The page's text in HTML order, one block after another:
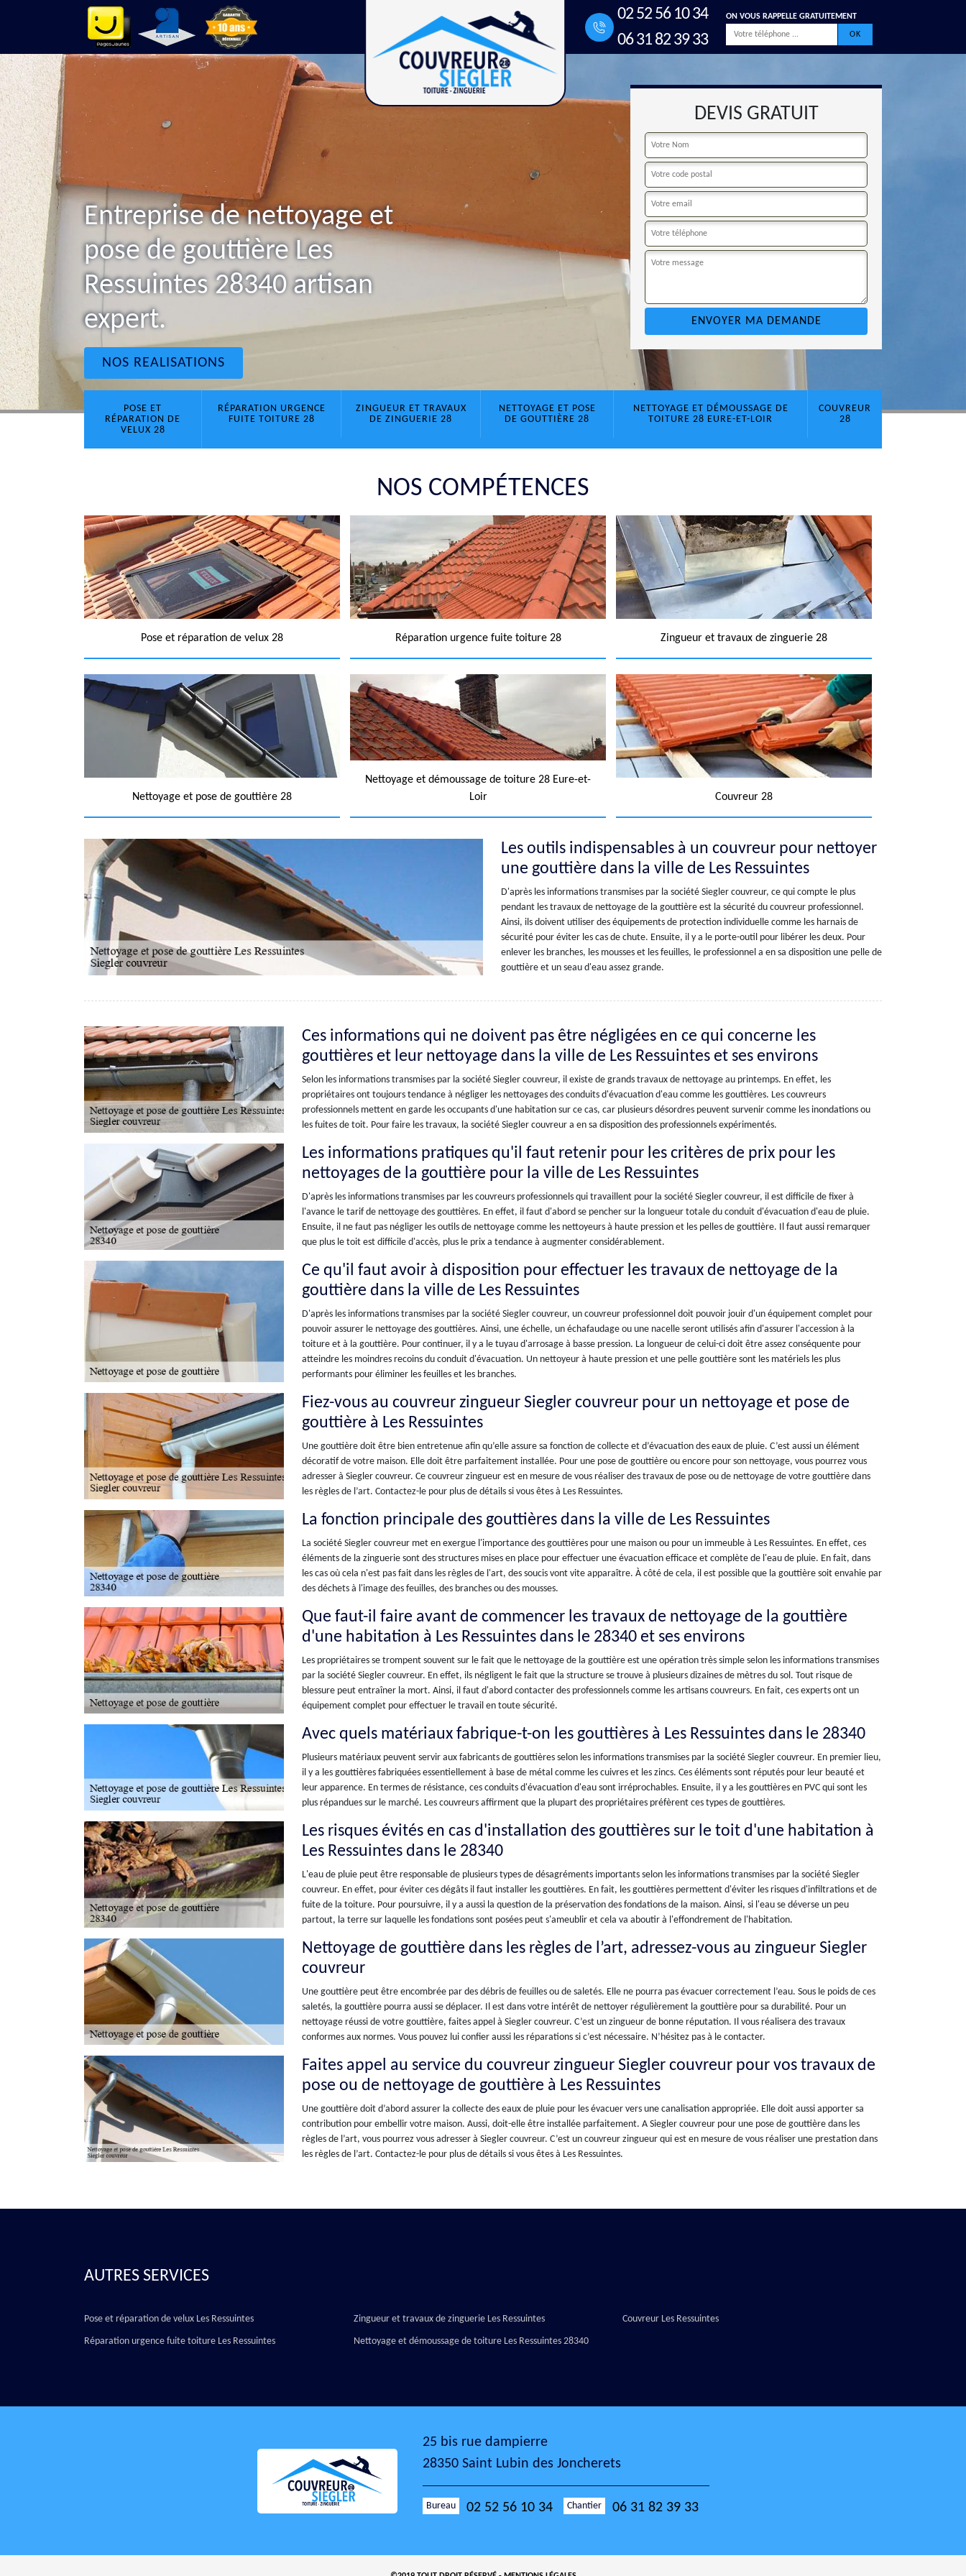
02 52 56 10 34
06 31 82 39 33
ON VOUS RAPPELLE GRATUITEMENT
Entreprise de nettoyage et
pose de gouttière Les
Ressuintes 28340 artisan
expert.
NOS REALISATIONS
DEVIS GRATUIT
POSE ET
RÉPARATION DE
VELUX 28
RÉPARATION URGENCE
FUITE TOITURE 28
ZINGUEUR ET TRAVAUX
DE ZINGUERIE 28
NETTOYAGE ET POSE
DE GOUTTIÈRE 28
NETTOYAGE ET DÉMOUSSAGE DE
TOITURE 28 EURE-ET-LOIR
COUVREUR
28
NOS COMPÉTENCES
Pose et réparation de velux 28 Réparation urgence fuite toiture 28 Zingueur et travaux de zinguerie 28
Nettoyage et pose de gouttière 28
Nettoyage et démoussage de toiture 28 Eure-et-
Loir
Couvreur 28
Les outils indispensables à un couvreur pour nettoyer
une gouttière dans la ville de Les Ressuintes
D'après les informations transmises par la société Siegler couvreur, ce qui compte le plus
pendant les travaux de nettoyage de la gouttière est la sécurité du couvreur professionnel.
Ainsi, ils doivent utiliser des équipements de protection individuelle comme les harnais de
sécurité pour éviter les cas de chute. Ensuite, il y a le porte-outil pour libérer les deux. Pour
enlever les branches, les mousses et les feuilles, le professionnel a en sa disposition une pelle de
gouttière et un seau d'eau assez grande.
Ces informations qui ne doivent pas être négligées en ce qui concerne les
gouttières et leur nettoyage dans la ville de Les Ressuintes et ses environs
Selon les informations transmises par la société Siegler couvreur, il existe de grands travaux de nettoyage au printemps. En effet, les
propriétaires ont toujours tendance à négliger les nettoyages des conduits d'évacuation d'eau comme les gouttières. Les couvreurs
professionnels mettent en garde les occupants d'une habitation sur ce cas, car plusieurs désordres peuvent survenir comme les inondations ou
les fuites de toit. Pour faire les travaux, la société Siegler couvreur a en sa disposition des professionnels expérimentés.
Les informations pratiques qu'il faut retenir pour les critères de prix pour les
nettoyages de la gouttière pour la ville de Les Ressuintes
D'après les informations transmises par les couvreurs professionnels qui travaillent pour la société Siegler couvreur, il est difficile de fixer à
l'avance le tarif de nettoyage des gouttières. En effet, il faut d'abord se pencher sur la longueur totale du conduit d'évacuation d'eau de pluie.
Ensuite, il ne faut pas négliger les outils de nettoyage comme les nettoyeurs à haute pression et les pelles de gouttière. Il faut aussi remarquer
que plus le toit est difficile d'accès, plus le prix a tendance à augmenter considérablement.
Ce qu'il faut avoir à disposition pour effectuer les travaux de nettoyage de la
gouttière dans la ville de Les Ressuintes
D'après les informations transmises par la société Siegler couvreur, un couvreur professionnel doit pouvoir jouir d'un équipement complet pour
pouvoir assurer le nettoyage des gouttières. Ainsi, une échelle, un échafaudage ou une nacelle seront utilisés afin d'assurer l'accession à la
toiture et à la gouttière. Pour continuer, il y a le tuyau d'arrosage à basse pression. La longueur de celui-ci doit être assez conséquente pour
atteindre les moindres recoins du conduit d'évacuation. Un nettoyeur à haute pression et une pelle gouttière sont les matériels les plus
performants pour éliminer les feuilles et les branches.
Fiez-vous au couvreur zingueur Siegler couvreur pour un nettoyage et pose de
gouttière à Les Ressuintes
Une gouttière doit être bien entretenue afin qu’elle assure sa fonction de collecte et d’évacuation des eaux de pluie. C’est aussi un élément
décoratif de votre maison. Elle doit être parfaitement installée. Pour une pose de gouttière ou encore pour son nettoyage, vous pourrez vous
adresser à Siegler couvreur. Ce couvreur zingueur est en mesure de vous réaliser des travaux de pose ou de nettoyage de votre gouttière dans
les règles de l’art. Contactez-le pour plus de détails si vous êtes à Les Ressuintes.
La fonction principale des gouttières dans la ville de Les Ressuintes
La société Siegler couvreur met en exergue l'importance des gouttières pour une maison ou pour un immeuble à Les Ressuintes. En effet, ces
éléments de la zinguerie sont des structures mises en place pour effectuer une évacuation efficace et complète de l'eau de pluie. En fait, dans
les cas où cela n'est pas fait dans les règles de l'art, des soucis vont vite apparaître. À côté de cela, il est possible que la gouttière soit envahie par
des déchets à l'image des feuilles, des branches ou des mousses.
Que faut-il faire avant de commencer les travaux de nettoyage de la gouttière
d'une habitation à Les Ressuintes dans le 28340 et ses environs
Les propriétaires se trompent souvent sur le fait que le nettoyage de la gouttière est une opération très simple selon les informations transmises
par la société Siegler couvreur. En effet, ils négligent le fait que la structure se trouve à plusieurs dizaines de mètres du sol. Tout risque de
blessure peut entraîner la mort. Ainsi, il faut d'abord contacter des professionnels comme les artisans couvreurs. En fait, ces experts ont un
équipement complet pour effectuer le travail en toute sécurité.
Avec quels matériaux fabrique-t-on les gouttières à Les Ressuintes dans le 28340
Plusieurs matériaux peuvent servir aux fabricants de gouttières selon les informations transmises par la société Siegler couvreur. En premier lieu,
il y a les gouttières fabriquées essentiellement à base de métal comme les cuivres et les zincs. Ces éléments sont réputés pour leur beauté et
leur apparence. En termes de résistance, ces conduits d'évacuation d'eau sont irréprochables. Ensuite, il y a les gouttières en PVC qui sont les
plus répandues sur le marché. Les couvreurs affirment que la plupart des propriétaires préfèrent ces types de gouttières.
Les risques évités en cas d'installation des gouttières sur le toit d'une habitation à
Les Ressuintes dans le 28340
L'eau de pluie peut être responsable de plusieurs types de désagréments importants selon les informations transmises par la société Siegler
couvreur. En effet, pour éviter ces dégâts il faut installer les gouttières. En fait, les gouttières permettent d'éviter les risques d'infiltrations et de
fuite de la toiture. Pour poursuivre, il y a aussi la question de la préservation des fondations de la maison. Ainsi, si l'eau se déverse un peu
partout, la terre sur laquelle les fondations sont posées peut s'ameublir et cela va aboutir à l'effondrement de l'habitation.
Nettoyage de gouttière dans les règles de l’art, adressez-vous au zingueur Siegler
couvreur
Une gouttière peut être encombrée par des débris de feuilles ou de saletés. Elle ne pourra pas évacuer correctement l’eau. Sous le poids de ces
saletés, la gouttière pourra aussi se déplacer. Il est dans votre intérêt de nettoyer régulièrement la gouttière pour sa durabilité. Pour un
nettoyage réussi de votre gouttière, faites appel à Siegler couvreur. C’est un zingueur de bonne réputation. Il vous réalisera des travaux
conformes aux normes. Vous pouvez lui confier aussi les réparations si c’est nécessaire. N’hésitez pas à le contacter.
Faites appel au service du couvreur zingueur Siegler couvreur pour vos travaux de
pose ou de nettoyage de gouttière à Les Ressuintes
Une gouttière doit d’abord assurer la collecte des eaux de pluie pour les évacuer vers une canalisation appropriée. Elle doit aussi apporter sa
contribution pour embellir votre maison. Aussi, doit-elle être installée parfaitement. A Siegler couvreur pour une pose de gouttière dans les
règles de l’art, vous pourrez vous adresser à Siegler couvreur. C’est un couvreur zingueur qui est en mesure de vous réaliser une prestation dans
les règles de l’art. Contactez-le pour plus de détails si vous êtes à Les Ressuintes.
AUTRES SERVICES
Pose et réparation de velux Les Ressuintes
Réparation urgence fuite toiture Les Ressuintes
Zingueur et travaux de zinguerie Les Ressuintes
Nettoyage et démoussage de toiture Les Ressuintes 28340
Couvreur Les Ressuintes
25 bis rue dampierre
28350 Saint Lubin des Joncherets
Bureau 02 52 56 10 34 Chantier 06 31 82 39 33